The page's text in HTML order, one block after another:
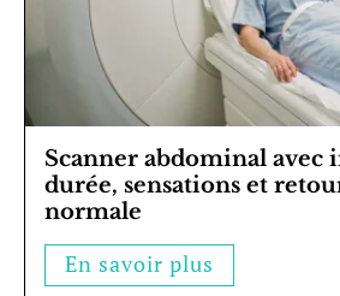
Scanner abdominal avec
durée, sensations et
normale
En savoir plus